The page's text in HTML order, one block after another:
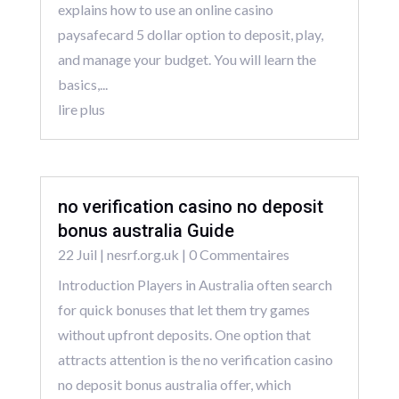
explains how to use an online casino
paysafecard 5 dollar option to deposit, play,
and manage your budget. You will learn the
basics,...
lire plus
no verification casino no deposit
bonus australia Guide
22 Juil | nesrf.org.uk | 0 Commentaires
Introduction Players in Australia often search
for quick bonuses that let them try games
without upfront deposits. One option that
attracts attention is the no verification casino
no deposit bonus australia offer, which